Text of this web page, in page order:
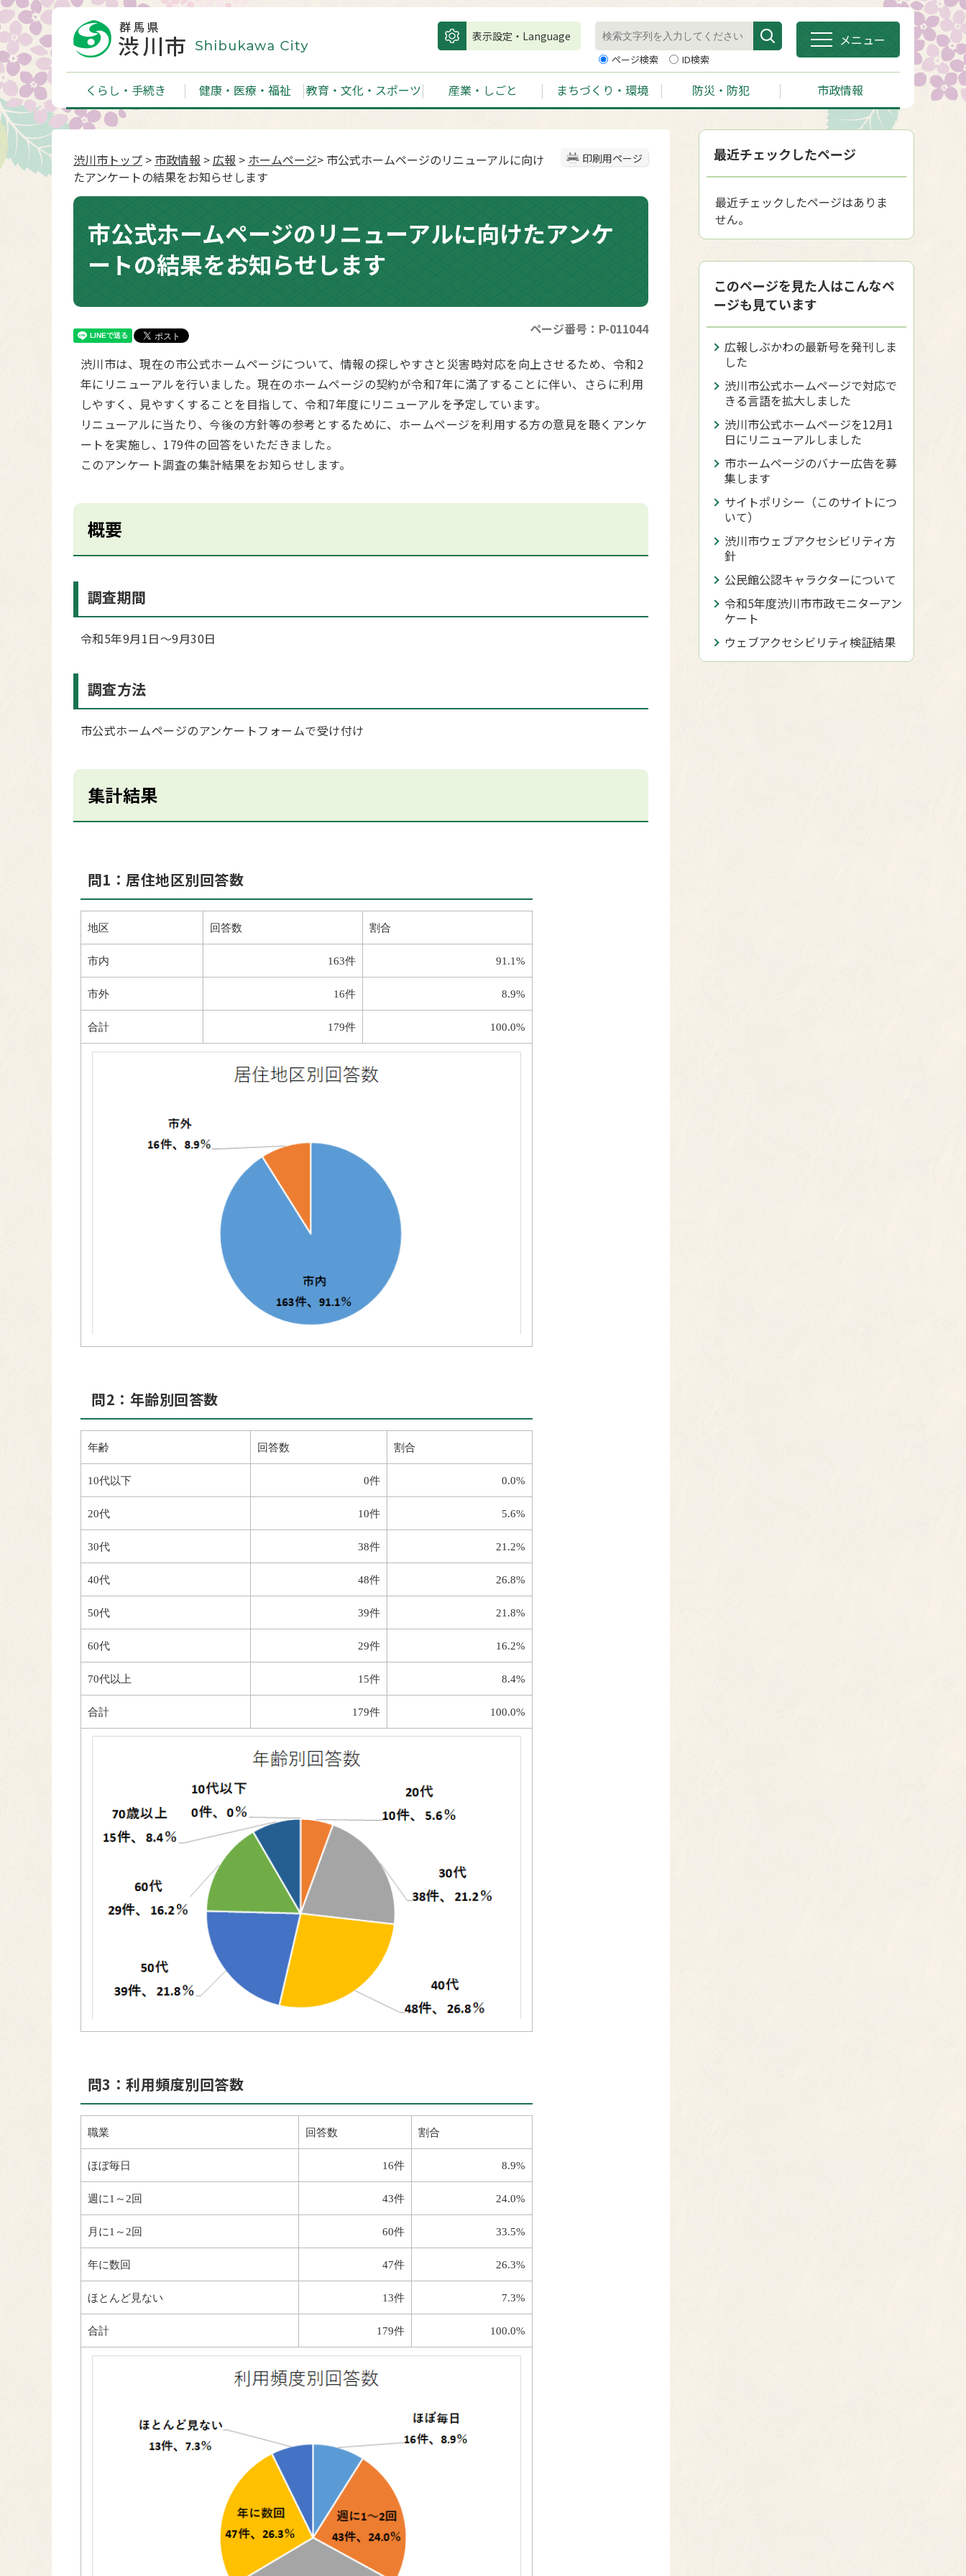
表示設定・Language
ページ検索 ID検索
メニュー
くらし・手続き 健康・医療・福祉 教育・文化・スポーツ 産業・しごと まちづくり・環境 防災・防犯 市政情報
印刷用ページ
渋川市トップ > 市政情報 >広報 > ホームページ> 市公式ホームページのリニューアルに向け
たアンケートの結果をお知らせします
市公式ホームページのリニューアルに向けたアンケ
ートの結果をお知らせします
ページ番号：P-011044
渋川市は、現在の市公式ホームページについて、情報の探しやすさと災害時対応を向上させるため、令和2
年にリニューアルを行いました。現在のホームページの契約が令和7年に満了することに伴い、さらに利用
しやすく、見やすくすることを目指して、令和7年度にリニューアルを予定しています。
リニューアルに当たり、今後の方針等の参考とするために、ホームページを利用する方の意見を聴くアンケ
ートを実施し、179件の回答をいただきました。
このアンケート調査の集計結果をお知らせします。
概要
調査期間
令和5年9月1日～9月30日
調査方法
市公式ホームページのアンケートフォームで受け付け
集計結果
問1：居住地区別回答数
地区 回答数 割合
市内 163件 91.1%
市外 16件 8.9%
合計 179件 100.0%
問2：年齢別回答数
年齢 回答数 割合
10代以下 0件 0.0%
20代 10件 5.6%
30代 38件 21.2%
40代 48件 26.8%
50代 39件 21.8%
60代 29件 16.2%
70代以上 15件 8.4%
合計 179件 100.0%
問3：利用頻度別回答数
職業 回答数 割合
ほぼ毎日 16件 8.9%
週に1～2回 43件 24.0%
月に1～2回 60件 33.5%
年に数回 47件 26.3%
ほとんど見ない 13件 7.3%
合計 179件 100.0%
最近チェックしたページ
最近チェックしたページはありま
せん。
このページを見た人はこんなペ
ージも見ています
広報しぶかわの最新号を発刊しま
した
渋川市公式ホームページで対応で
きる言語を拡大しました
渋川市公式ホームページを12月1
日にリニューアルしました
市ホームページのバナー広告を募
集します
サイトポリシー（このサイトにつ
いて）
渋川市ウェブアクセシビリティ方
針
公民館公認キャラクターについて
令和5年度渋川市市政モニターアン
ケート
ウェブアクセシビリティ検証結果